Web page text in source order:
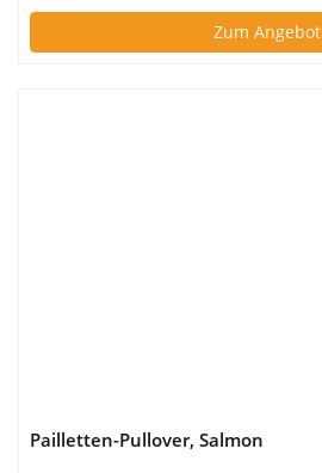
Zum Angebot
Pailletten-Pullover, Salmon